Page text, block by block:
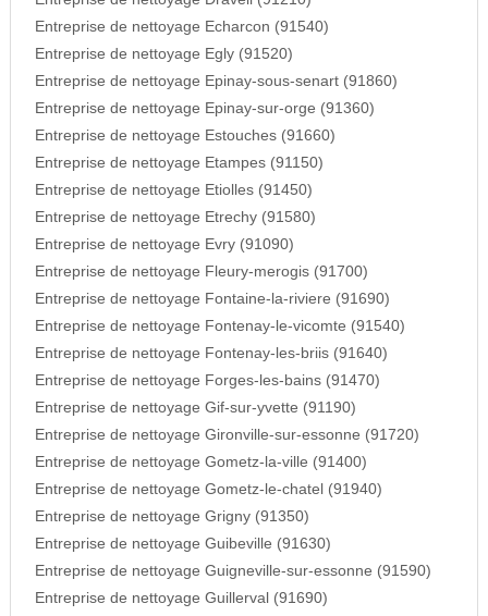
Entreprise de nettoyage Echarcon (91540)
Entreprise de nettoyage Egly (91520)
Entreprise de nettoyage Epinay-sous-senart (91860)
Entreprise de nettoyage Epinay-sur-orge (91360)
Entreprise de nettoyage Estouches (91660)
Entreprise de nettoyage Etampes (91150)
Entreprise de nettoyage Etiolles (91450)
Entreprise de nettoyage Etrechy (91580)
Entreprise de nettoyage Evry (91090)
Entreprise de nettoyage Fleury-merogis (91700)
Entreprise de nettoyage Fontaine-la-riviere (91690)
Entreprise de nettoyage Fontenay-le-vicomte (91540)
Entreprise de nettoyage Fontenay-les-briis (91640)
Entreprise de nettoyage Forges-les-bains (91470)
Entreprise de nettoyage Gif-sur-yvette (91190)
Entreprise de nettoyage Gironville-sur-essonne (91720)
Entreprise de nettoyage Gometz-la-ville (91400)
Entreprise de nettoyage Gometz-le-chatel (91940)
Entreprise de nettoyage Grigny (91350)
Entreprise de nettoyage Guibeville (91630)
Entreprise de nettoyage Guigneville-sur-essonne (91590)
Entreprise de nettoyage Guillerval (91690)